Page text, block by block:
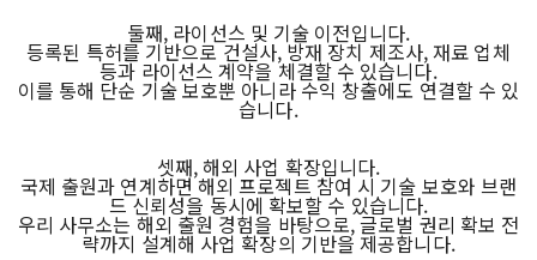
둘째, 라이선스 및 기술 이전입니다.
등록된 특허를 기반으로 건설사, 방재 장치 제조사, 재료 업체
등과 라이선스 계약을 체결할 수 있습니다.
이를 통해 단순 기술 보호뿐 아니라 수익 창출에도 연결할 수 있
습니다.
셋째, 해외 사업 확장입니다.
국제 출원과 연계하면 해외 프로젝트 참여 시 기술 보호와 브랜
드 신뢰성을 동시에 확보할 수 있습니다.
우리 사무소는 해외 출원 경험을 바탕으로, 글로벌 권리 확보 전
략까지 설계해 사업 확장의 기반을 제공합니다.